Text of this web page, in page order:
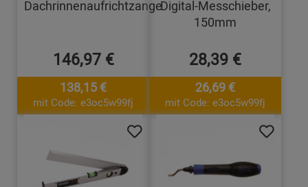
Dachrinnenaufrichtzange
146,97 €
138,15 €
mit Code: e3oc5w99fj
Digital-Messchieber,
150mm
28,39 €
26,69 €
mit Code: e3oc5w99fj